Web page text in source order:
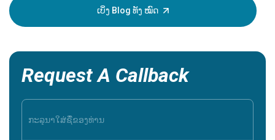
ສະນັ້ນມັ
ອາການເ
ເບິ່ງ Blog ທັງ ໝົດ
Request A Callback